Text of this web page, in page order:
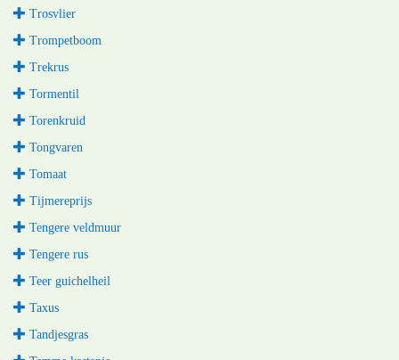
Trosvlier
Trompetboom
Trekrus
Tormentil
Torenkruid
Tongvaren
Tomaat
Tijmereprijs
Tengere veldmuur
Tengere rus
Teer guichelheil
Taxus
Tandjesgras